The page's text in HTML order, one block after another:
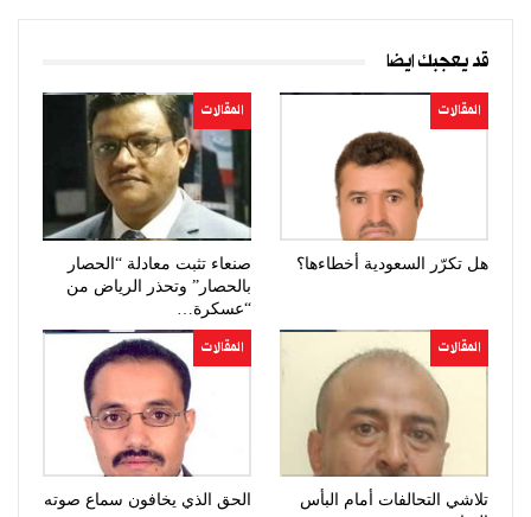
قد يعجبك ايضا
المقالات
هل تكرّر السعودية أخطاءها؟
المقالات
صنعاء تثبت معادلة “الحصار
بالحصار” وتحذر الرياض من
“عسكرة…
المقالات
تلاشي التحالفات أمام البأس
المقالات
الحق الذي يخافون سماع صوته